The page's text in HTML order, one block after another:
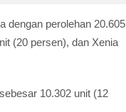
dengan perolehan 20.605
(20 persen), dan Xenia
10.302 unit (12